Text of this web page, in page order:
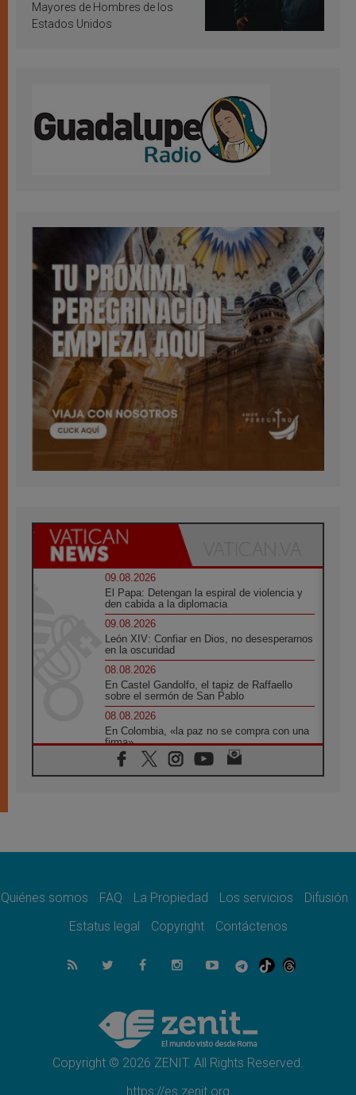
Mayores de Hombres de los
Estados Unidos
09.08.2026
El Papa: Detengan la espiral de violencia y
den cabida a la diplomacia
09.08.2026
León XIV: Confiar en Dios, no desesperarnos
en la oscuridad
08.08.2026
En Castel Gandolfo, el tapiz de Raffaello
sobre el sermón de San Pablo
08.08.2026
En Colombia, «la paz no se compra con una
firma»
08.08.2026
En Venezuela celebraron los 416 años del
08.08.2026
07.08.2026
se convierte en diócesis
Honduras: Los desplazados invisibles de una
crisis olvidada
Bokalic: "En Argentina el Papa León señalará
el compromiso del cristiano"
Quiénes somos FAQ La Propiedad Los servicios
Difusión
Estatus legal
Copyright Contáctenos
Copyright © 2026 ZENIT. All Rights Reserved.
https://es.zenit.org